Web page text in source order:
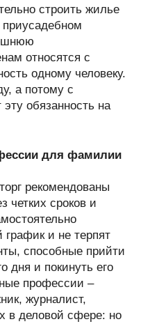
строить жилье
относятся с
одному человеку.
а потому с
обязанность на
для фамилии
рекомендованы
четких сроков и
и не терпят
способные прийти
дня и покинуть его
профессии –
журналист,
в деловой сфере: но